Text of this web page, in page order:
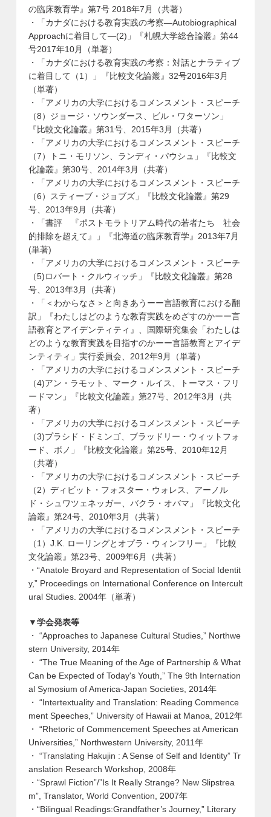
の臨床教育学』第7号 2018年7月（共著）
・「カナダにおける教育実践の考察—Autobiographical
Approachに着目して—(2)」『札幌大学総合論叢』第44
号2017年10月（単著）
・「カナダにおける教育実践の考察：対話とナラティブ
に着目して（1）」『比較文化論叢』32号2016年3月
（単著）
・「アメリカの大学におけるコメンスメント・スピーチ
（8）ジョージ・ソウンダース、ビル・ワターソン」
『比較文化論叢』第31号、2015年3月（共著）
・「アメリカの大学におけるコメンスメント・スピーチ
（7）トニ・モリソン、ランディ・パウシュ」『比較文
化論叢』第30号、2014年3月（共著）
・「アメリカの大学におけるコメンスメント・スピーチ
（6）スティーブ・ジョブズ」『比較文化論叢』第29
号、2013年9月（共著）
・「書評 『ポストモラトリアム時代の若者たち 社会
的排除を超えて』」『北海道の臨床教育学』2013年7月
(単著)
・「アメリカの大学におけるコメンスメント・スピーチ
（5)ロバート・クルウィッチ」『比較文化論叢』第28
号、2013年3月（共著）
・「＜わからなさ＞と向きあうーー言語教育における翻
訳」『わたしはどのような教育実践をめざすのかーー言
語教育とアイデンティティ』、国際研究集会「わたしは
どのような教育実践を目指すのかーー言語教育とアイデ
ンティティ」実行委員会、2012年9月（単著）
・「アメリカの大学におけるコメンスメント・スピーチ
（4)アン・ラモット、マーク・ルイス、トーマス・フリ
ードマン」『比較文化論叢』第27号、2012年3月（共
著）
・「アメリカの大学におけるコメンスメント・スピーチ
（3)プラシド・ドミンゴ、ブラッドリー・ウィットフォ
ード、ボノ」『比較文化論叢』第25号、2010年12月
（共著）
・「アメリカの大学におけるコメンスメント・スピーチ
（2）ディビット・フォスター・ウォレス、アーノル
ド・シュワツェネッガー、バクラ・オバマ」『比較文化
論叢』第24号、2010年3月（共著）
・「アメリカの大学におけるコメンスメント・スピーチ
（1）J.K. ローリングとオプラ・ウィンフリー」『比較
文化論叢』第23号、2009年6月（共著）
・“Anatole Broyard and Representation of Social Identit
y,” Proceedings on International Conference on Intercult
ural Studies. 2004年（単著）
▼学会発表等
・ “Approaches to Japanese Cultural Studies,” Northwe
stern University, 2014年
・ “The True Meaning of the Age of Partnership & What
Can be Expected of Today's Youth,” The 9th Internation
al Symosium of America-Japan Societies, 2014年
・ “Intertextuality and Translation: Reading Commence
ment Speeches,” University of Hawaii at Manoa, 2012年
・ “Rhetoric of Commencement Speeches at American
Universities,” Northwestern University, 2011年
・ “Translating Hakujin : A Sense of Self and Identity” Tr
anslation Research Workshop, 2008年
・“Sprawl Fiction”/”Is It Really Strange? New Slipstrea
m”, Translator, World Convention, 2007年
・“Bilingual Readings:Grandfather’s Journey,” Literary